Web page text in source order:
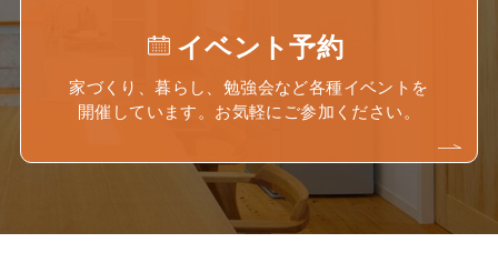
イベント予約
家づくり、暮らし、勉強会など各種イベントを
開催しています。お気軽にご参加ください。